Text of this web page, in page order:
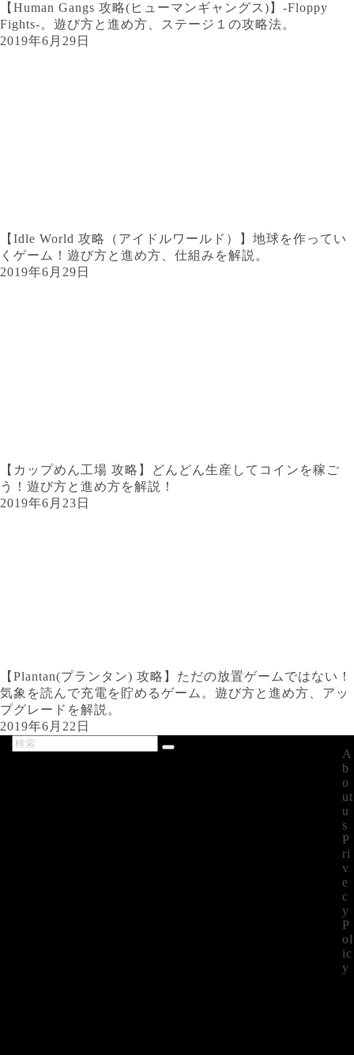
【Human Gangs 攻略(ヒューマンギャングス)】-Floppy
Fights-。遊び方と進め方、ステージ１の攻略法。
2019年6月29日
【Idle World 攻略（アイドルワールド）】地球を作ってい
くゲーム！遊び方と進め方、仕組みを解説。
2019年6月29日
【カップめん工場 攻略】どんどん生産してコインを稼ご
う！遊び方と進め方を解説！
2019年6月23日
【Plantan(プランタン) 攻略】ただの放置ゲームではない！
気象を読んで充電を貯めるゲーム。遊び方と進め方、アッ
プグレードを解説。
2019年6月22日
A
b
o
ut
u
s
P
ri
v
e
c
y
P
ol
ic
y